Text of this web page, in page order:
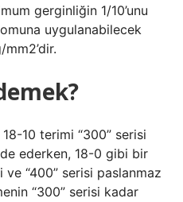
gerginliğin 1/10’unu
uygulanabilecek
10 terimi “300” serisi
ederken, 18-0 gibi bir
“400” serisi paslanmaz
“300” serisi kadar